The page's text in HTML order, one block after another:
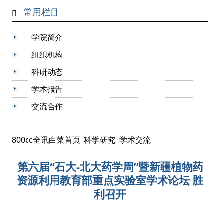
常用栏目
学院简介
组织机构
科研动态
学术报告
交流合作
800cc全讯白菜首页 科学研究 学术交流
第六届“石大-北大药学周”暨新疆植物药
资源利用教育部重点实验室学术论坛 胜
利召开